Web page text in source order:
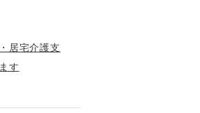
居宅介護支
す